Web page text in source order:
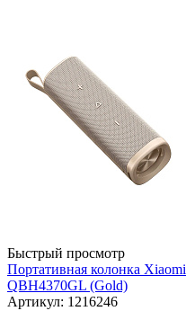
Быстрый просмотр
Портативная колонка
QBH4370GL (Gold)
Артикул: 1216246